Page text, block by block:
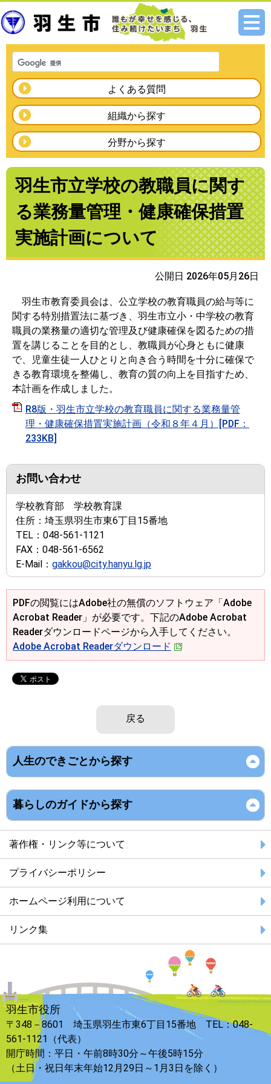
メニ
よくある質問
組織から探す
分野から探す
羽生市立学校の教職員に関す
る業務量管理・健康確保措置
実施計画について
公開日 2026年05月26日
羽生市教育委員会は、公立学校の教育職員の給与等に
関する特別措置法に基づき、羽生市立小・中学校の教育
職員の業務量の適切な管理及び健康確保を図るための措
置を講じることを目的とし、教職員が心身ともに健康
で、児童生徒一人ひとりと向き合う時間を十分に確保で
きる教育環境を整備し、教育の質の向上を目指すため、
本計画を作成しました。
R8版・羽生市立学校の教育職員に関する業務量管
理・健康確保措置実施計画（令和８年４月）[PDF：
233KB]
お問い合わせ
学校教育部 学校教育課
住所： 埼玉県羽生市東6丁目15番地
TEL： 048-561-1121
FAX： 048-561-6562
E-Mail： gakkou@city.hanyu.lg.jp
PDFの閲覧にはAdobe社の無償のソフトウェア「Adobe
Acrobat Reader」が必要です。下記のAdobe Acrobat
Readerダウンロードページから入手してください。
Adobe Acrobat Readerダウンロード
戻る
人生のできごとから探す
暮らしのガイドから探す
著作権・リンク等について
プライバシーポリシー
ホームページ利用について
リンク集
羽生市役所
〒348－8601 埼玉県羽生市東6丁目15番地 TEL：048-
561-1121（代表）
開庁時間：平日・午前8時30分～午後5時15分
（土日・祝日年末年始12月29日～1月3日を除く）